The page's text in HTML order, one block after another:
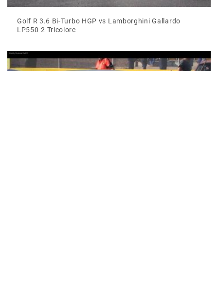
Golf R 3.6 Bi-Turbo HGP vs Lamborghini Gallardo
LP550-2 Tricolore